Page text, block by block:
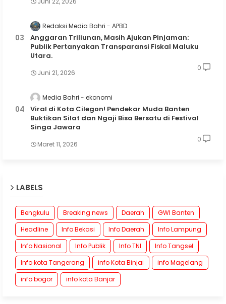
Redaksi Media Bahri APBD
Anggaran Triliunan, Masih Ajukan Pinjaman:
Publik Pertanyakan Transparansi Fiskal Maluku
Utara.
Juni 21, 2026
0
Media Bahri ekonomi
Viral di Kota Cilegon! Pendekar Muda Banten
Buktikan Silat dan Ngaji Bisa Bersatu di Festival
Singa Jawara
Maret 11, 2026
0
LABELS
Bengkulu Breaking news Daerah
GWI Banten
Headline
Info Bekasi Info Daerah
Info Lampung
Info Nasional
Info Publik Info TNI
Info Tangsel
Info kota Tangerang
info Kota Binjai
info Magelang
info bogor
info kota Banjar